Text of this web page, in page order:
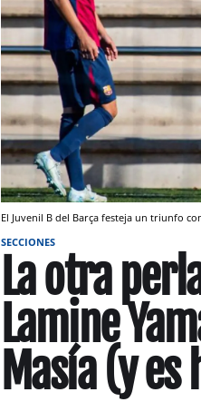
El Juvenil B del Barça festeja un triunfo
SECCIONES
La otra
Lamine
Masía (y